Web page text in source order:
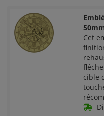
Cet
cible